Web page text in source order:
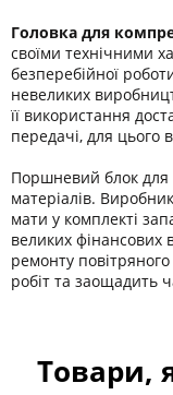
Головка для
своїми технічними
безперебійної
невеликих
її використання
передачі, для цього
Поршневий блок для
матеріалів.
мати у комплекті
великих фінансових
ремонту
робіт та заощадить
Товари,